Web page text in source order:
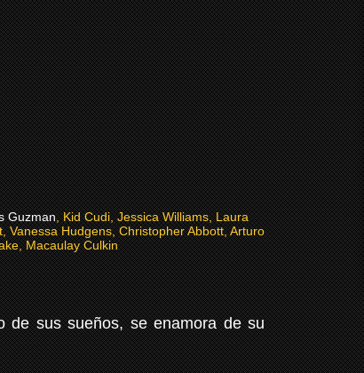
Guzman, Kid Cudi, Jessica Williams, Laura
Vanessa Hudgens, Christopher Abbott, Arturo
Macaulay Culkin
de sus sueños, se enamora de su